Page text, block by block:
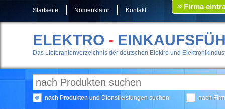
Startseite Nomenklatur Kontakt Firma
ELEKTRO -
Das Lieferantenverzeichnis der deutschen Elektro und
nach Produkten und Dienstleistungen suchen nach